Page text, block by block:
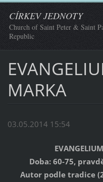
CÍRKEV JEDNOTY
Church of Saint Peter & Saint
Republic
MARKA
03.05.2014 15:54
Doba: 60-75,
Autor podle tradice